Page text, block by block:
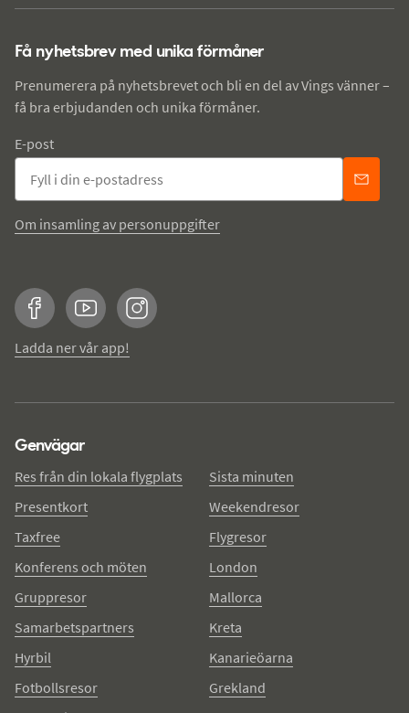
Få nyhetsbrev med unika förmåner
Prenumerera på nyhetsbrevet och bli en del av Vings vänner –
få bra erbjudanden och unika förmåner.
E-post
Om insamling av personuppgifter
FacebookYouTubeInstagram
Ladda ner vår app!
Genvägar
Res från din lokala flygplats
Presentkort
Taxfree
Konferens och möten
Gruppresor
Samarbetspartners
Hyrbil
Fotbollsresor
Sista minuten
Weekendresor
Flygresor
London
Mallorca
Kreta
Kanarieöarna
Grekland